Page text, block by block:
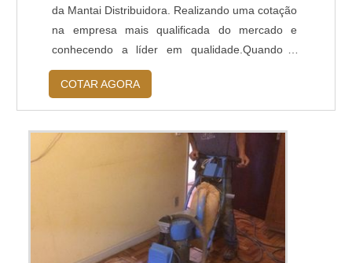
da Mantai Distribuidora. Realizando uma cotação
na empresa mais qualificada do mercado e
conhecendo a líder em qualidade.Quando a
procura é por presilha plástica enforca gato, com
os profissionais especializados da Mantai
Distribuidora poderá contar excelente custo-
benefício com parcelamento em até 6x sem
juros.DETALHES SOBRE PRESILHA PLÁSTI...
COTAR AGORA